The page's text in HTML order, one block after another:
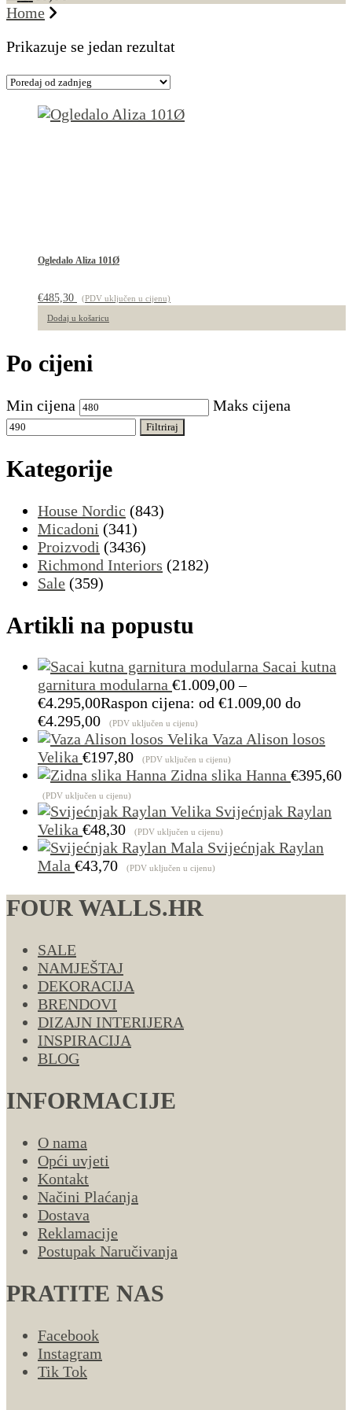
Home
Prikazuje se jedan rezultat
Ogledalo Aliza 101Ø
€485,30 (PDV uključen u cijenu)
Dodaj u košaricu
Po cijeni
Min cijena Maks cijena
Filtriraj
Kategorije
House Nordic (843)
Micadoni (341)
Proizvodi (3436)
Richmond Interiors (2182)
Sale (359)
Artikli na popustu
Sacai kutna
garnitura modularna €1.009,00 –
€4.295,00Raspon cijena: od €1.009,00 do
€4.295,00
(PDV uključen u cijenu)
Vaza Alison losos
Velika €197,80 (PDV uključen u cijenu)
Zidna slika Hanna €395,60
(PDV uključen u cijenu)
Svijećnjak Raylan
Velika €48,30 (PDV uključen u cijenu)
Svijećnjak Raylan
Mala €43,70 (PDV uključen u cijenu)
FOUR WALLS.HR
SALE
NAMJEŠTAJ
DEKORACIJA
BRENDOVI
DIZAJN INTERIJERA
INSPIRACIJA
BLOG
INFORMACIJE
O nama
Opći uvjeti
Kontakt
Načini Plaćanja
Dostava
Reklamacije
Postupak Naručivanja
PRATITE NAS
Facebook
Instagram
Tik Tok